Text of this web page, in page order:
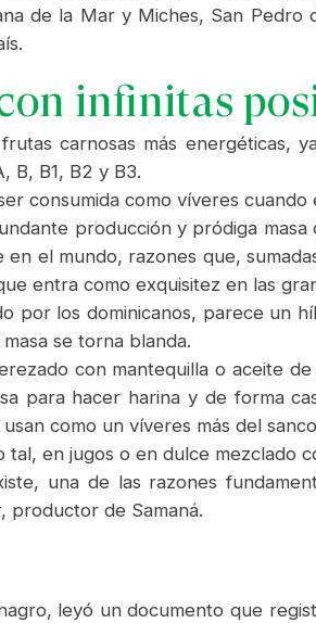
de la Mar y Miches, San
infinitas
carnosas más energéticas,
B, B1, B2 y B3.
consumida como víveres
producción y pródiga
el mundo, razones que,
entra como exquisitez en las
por los dominicanos, parece un
se torna blanda.
con mantequilla o aceite
para hacer harina y de forma
como un víveres más del
en jugos o en dulce mezclado
una de las razones
productor de Samaná.
leyó un documento que